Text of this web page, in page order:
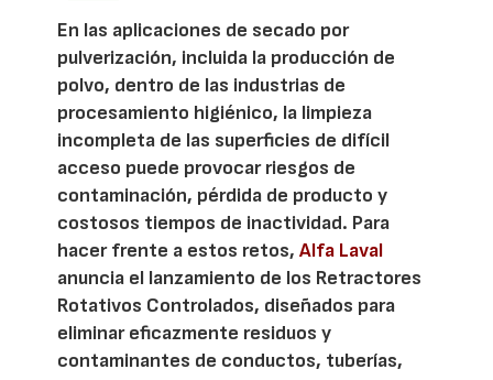
En las aplicaciones de secado por
pulverización, incluida la producción de
polvo, dentro de las industrias de
procesamiento higiénico, la limpieza
incompleta de las superficies de difícil
acceso puede provocar riesgos de
contaminación, pérdida de producto y
costosos tiempos de inactividad. Para
hacer frente a estos retos,Alfa Laval
anuncia el lanzamiento de los Retractores
Rotativos Controlados, diseñados para
eliminar eficazmente residuos y
contaminantes de conductos, tuberías,